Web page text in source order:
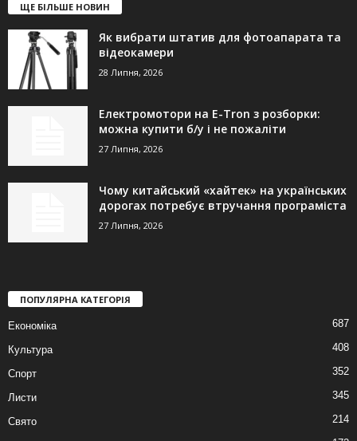
ЩЕ БІЛЬШЕ НОВИН
Як вибрати штатив для фотоапарата та
відеокамери
28 Липня, 2026
Електромотори на E-Tron з розборки:
можна купити б/у і не пожаліти
27 Липня, 2026
Чому китайський «хайтек» на українських
дорогах потребує втручання програміста
27 Липня, 2026
ПОПУЛЯРНА КАТЕГОРІЯ
Економіка 687
Культура 408
Спорт 352
Листи 345
Свято 214